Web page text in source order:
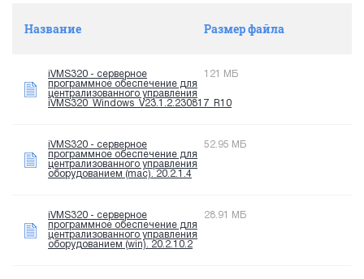
Название Размер файла
iVMS320 - серверное
программное обеспечение для
централизованного управления
iVMS320_Windows_V23.1.2.230817_R10
121 МБ
iVMS320 - серверное
программное обеспечение для
централизованного управления
оборудованием (mac). 20.2.1.4
52.95 МБ
iVMS320 - серверное
программное обеспечение для
централизованного управления
оборудованием (win). 20.2.10.2
28.91 МБ